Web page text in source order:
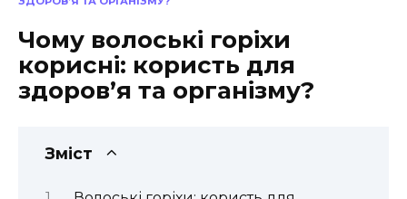
Чому волоські горіхи
корисні: користь для
здоров’я та організму?
Зміст